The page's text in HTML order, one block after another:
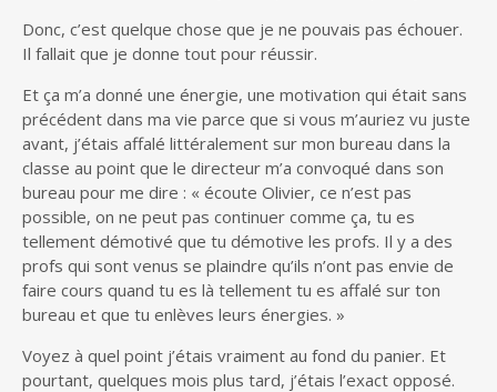
Donc, c’est quelque chose que je ne pouvais pas échouer.
Il fallait que je donne tout pour réussir.
Et ça m’a donné une énergie, une motivation qui était sans
précédent dans ma vie parce que si vous m’auriez vu juste
avant, j’étais affalé littéralement sur mon bureau dans la
classe au point que le directeur m’a convoqué dans son
bureau pour me dire : « écoute Olivier, ce n’est pas
possible, on ne peut pas continuer comme ça, tu es
tellement démotivé que tu démotive les profs. Il y a des
profs qui sont venus se plaindre qu’ils n’ont pas envie de
faire cours quand tu es là tellement tu es affalé sur ton
bureau et que tu enlèves leurs énergies. »
Voyez à quel point j’étais vraiment au fond du panier. Et
pourtant, quelques mois plus tard, j’étais l’exact opposé.